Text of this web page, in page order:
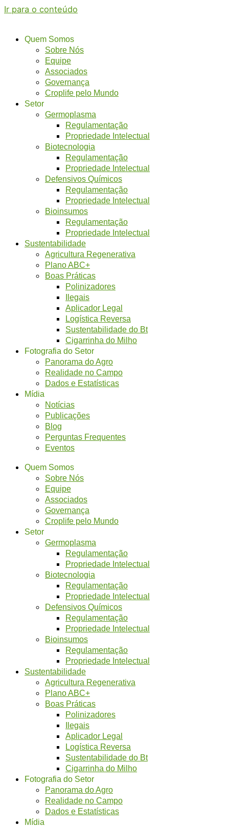
Ir para o conteúdo
Quem Somos
Sobre Nós
Equipe
Associados
Governança
Croplife pelo Mundo
Setor
Germoplasma
Regulamentação
Propriedade Intelectual
Biotecnologia
Regulamentação
Propriedade Intelectual
Defensivos Químicos
Regulamentação
Propriedade Intelectual
Bioinsumos
Regulamentação
Propriedade Intelectual
Sustentabilidade
Agricultura Regenerativa
Plano ABC+
Boas Práticas
Polinizadores
Ilegais
Aplicador Legal
Logística Reversa
Sustentabilidade do Bt
Cigarrinha do Milho
Fotografia do Setor
Panorama do Agro
Realidade no Campo
Dados e Estatísticas
Mídia
Notícias
Publicações
Blog
Perguntas Frequentes
Eventos
Quem Somos
Sobre Nós
Equipe
Associados
Governança
Croplife pelo Mundo
Setor
Germoplasma
Regulamentação
Propriedade Intelectual
Biotecnologia
Regulamentação
Propriedade Intelectual
Defensivos Químicos
Regulamentação
Propriedade Intelectual
Bioinsumos
Regulamentação
Propriedade Intelectual
Sustentabilidade
Agricultura Regenerativa
Plano ABC+
Boas Práticas
Polinizadores
Ilegais
Aplicador Legal
Logística Reversa
Sustentabilidade do Bt
Cigarrinha do Milho
Fotografia do Setor
Panorama do Agro
Realidade no Campo
Dados e Estatísticas
Mídia